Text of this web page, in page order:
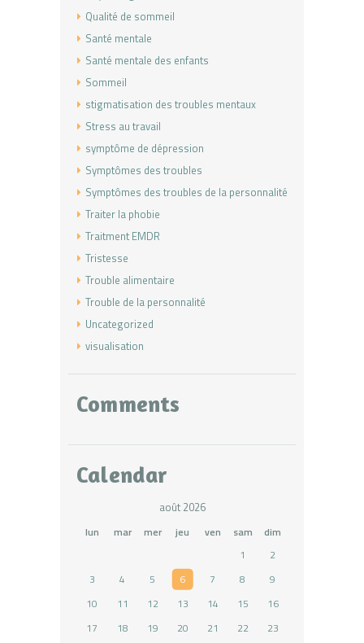
Qualité de sommeil
Santé mentale
Santé mentale des enfants
Sommeil
stigmatisation des troubles mentaux
Stress au travail
symptôme de dépression
Symptômes des troubles
Symptômes des troubles de la personnalité
Traiter la phobie
Traitment EMDR
Tristesse
Trouble alimentaire
Trouble de la personnalité
Uncategorized
visualisation
Comments
Calendar
août 2026
lun mar mer jeu ven sam
dim
1
2
3
4 5 6 7 8
9
10
11 12 13 14 15
16
17
18 19 20 21 22
23